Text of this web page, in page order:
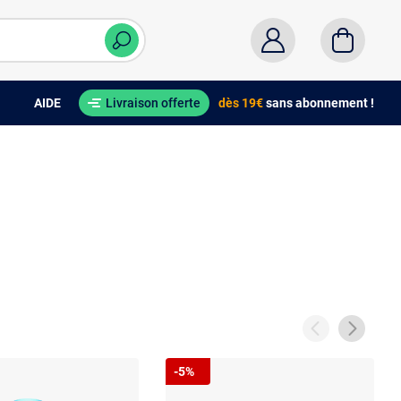
AIDE Livraison offerte dès 19€sans abonnement !
-5%